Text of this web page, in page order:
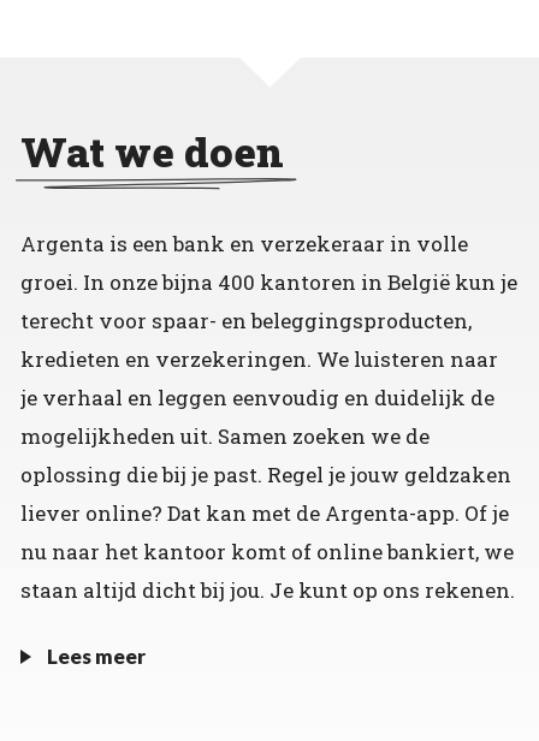
Wat we doen
Argenta is een bank en verzekeraar in volle
groei. In onze bijna 400 kantoren in België kun je
terecht voor spaar- en beleggingsproducten,
kredieten en verzekeringen. We luisteren naar
je verhaal en leggen eenvoudig en duidelijk de
mogelijkheden uit. Samen zoeken we de
oplossing die bij je past. Regel je jouw geldzaken
liever online? Dat kan met de Argenta-app. Of je
nu naar het kantoor komt of online bankiert, we
staan altijd dicht bij jou. Je kunt op ons rekenen.
Lees meer